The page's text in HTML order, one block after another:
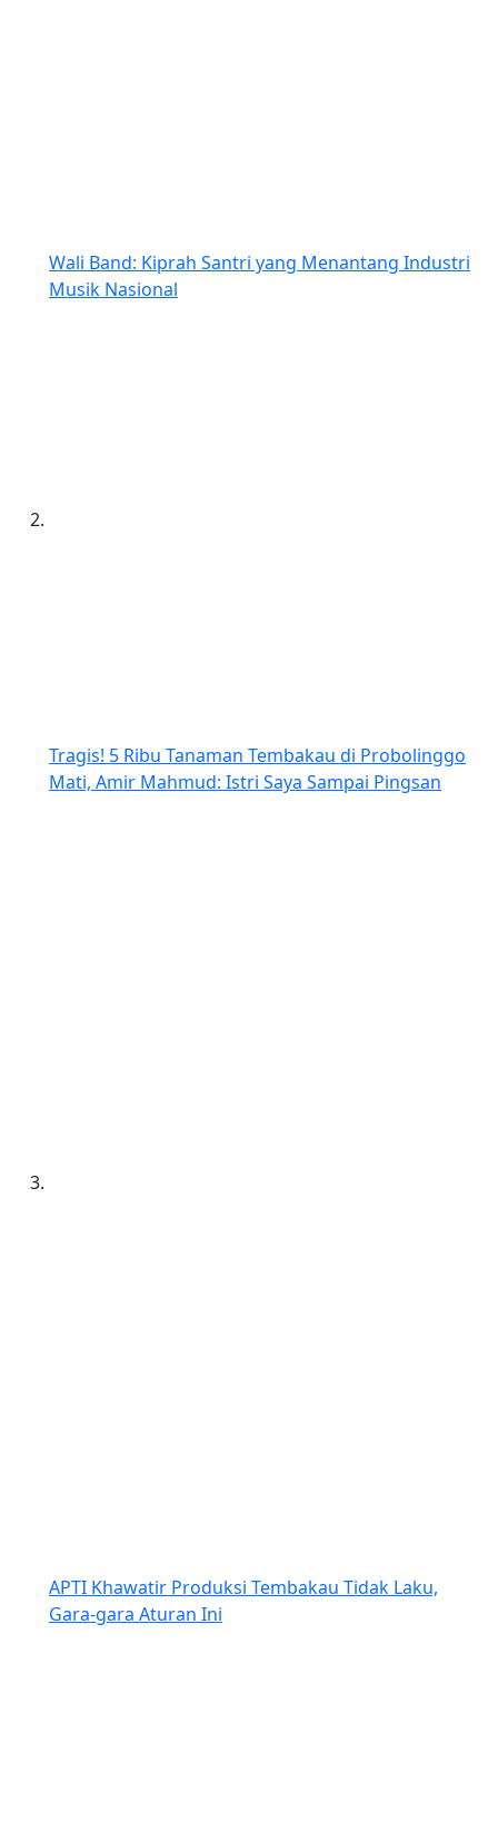
Wali Band: Kiprah Santri yang Menantang Industri
Musik Nasional
Tragis! 5 Ribu Tanaman Tembakau di Probolinggo
Mati, Amir Mahmud: Istri Saya Sampai Pingsan
APTI Khawatir Produksi Tembakau Tidak Laku,
Gara-gara Aturan Ini